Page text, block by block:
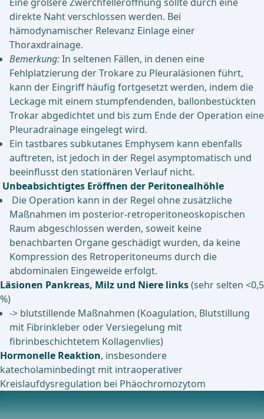
direkte Naht verschlossen werden. Bei
hämodynamischer Relevanz Einlage einer
Thoraxdrainage.
Bemerkung:In seltenen Fällen, in denen eine
Fehlplatzierung der Trokare zu Pleuraläsionen führt,
kann der Eingriff häufig fortgesetzt werden, indem die
Leckage mit einem stumpfendenden, ballonbestückten
Trokar abgedichtet und bis zum Ende der Operation eine
Pleuradrainage eingelegt wird.
Ein tastbares subkutanes Emphysem kann ebenfalls
auftreten, ist jedoch in der Regel asymptomatisch und
beeinflusst den stationären Verlauf nicht.
Unbeabsichtigtes Eröffnen der Peritonealhöhle
Die Operation kann in der Regel ohne zusätzliche
Maßnahmen im posterior-retroperitoneoskopischen
Raum abgeschlossen werden, soweit keine
benachbarten Organe geschädigt wurden, da keine
Kompression des Retroperitoneums durch die
abdominalen Eingeweide erfolgt.
Läsionen Pankreas, Milz und Niere links(sehr selten <0,5
%)
-> blutstillende Maßnahmen (Koagulation, Blutstillung
mit Fibrinkleber oder Versiegelung mit
fibrinbeschichtetem Kollagenvlies)
Hormonelle Reaktion, insbesondere
katecholaminbedingt mit intraoperativer
Kreislaufdysregulation bei Phäochromozytom